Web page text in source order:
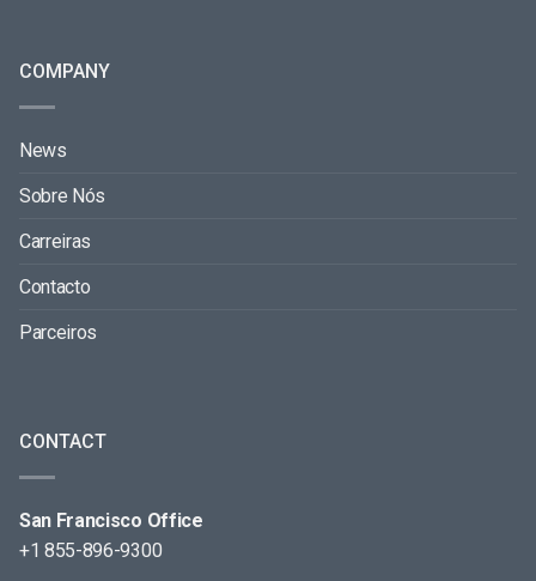
COMPANY
News
Sobre Nós
Carreiras
Contacto
Parceiros
CONTACT
San Francisco Office
+1 855-896-9300